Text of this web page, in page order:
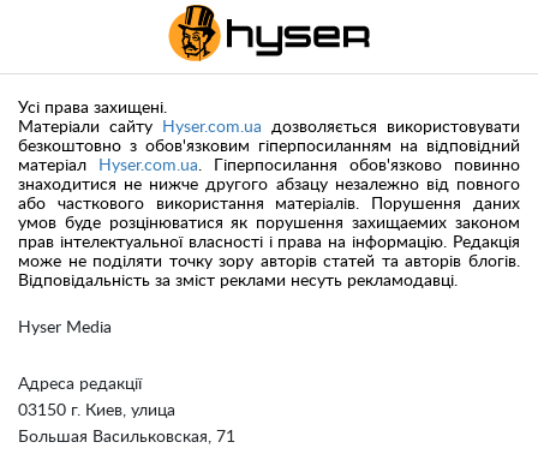
Hyser Media
Адреса редакції
03150 г. Киев, улица
Большая Васильковская, 71
Усі права захищені.
Матеріали сайту
Hyser.com.ua дозволяється використовувати
безкоштовно з обов'язковим гіперпосиланням на відповідний
матеріал
Hyser.com.ua. Гіперпосилання обов'язково повинно
знаходитися не нижче другого абзацу незалежно від повного
або часткового використання матеріалів. Порушення даних
умов буде розцінюватися як порушення захищаемих законом
прав інтелектуальної власності і права на інформацію. Редакція
може не поділяти точку зору авторів статей та авторів блогів.
Відповідальність за зміст реклами несуть рекламодавці.